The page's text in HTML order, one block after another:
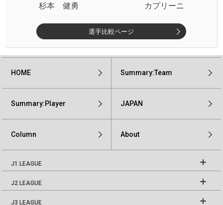
杉本 健勇
カプリーニ
選手比較ページ
HOME Summary:Team
Summary:Player JAPAN
Column About
J1 LEAGUE
J2 LEAGUE
J3 LEAGUE